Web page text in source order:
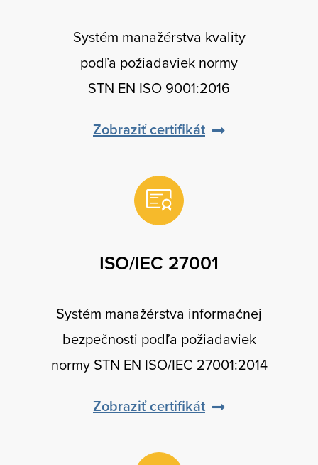
Systém manažérstva kvality
podľa požiadaviek normy
STN EN ISO 9001:2016
Zobraziť certifikát
ISO/IEC 27001
Systém manažérstva informačnej
bezpečnosti podľa požiadaviek
normy STN EN ISO/IEC 27001:2014
Zobraziť certifikát